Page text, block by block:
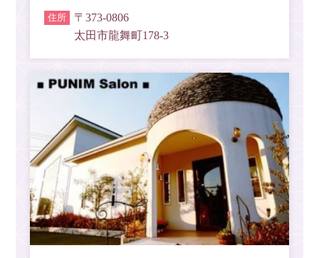
〒373-0806
太田市龍舞町178-3